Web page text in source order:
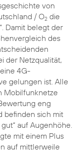
von
/ O2die
Damit belegt der
des
der Netzqualität,
4G-
gelungen ist. Alle
Mobilfunknetze
eng
befinden sich mit
auf Augenhöhe.
mit einem Plus
auf mittlerweile